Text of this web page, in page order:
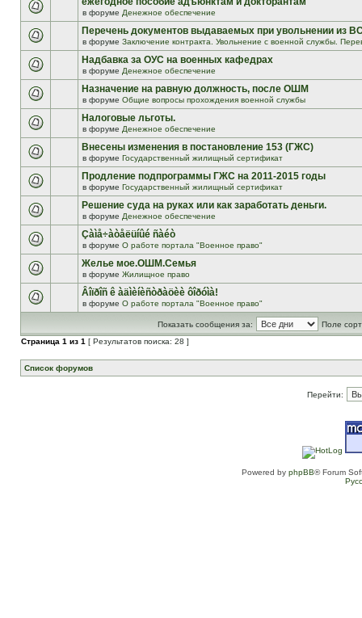
в форуме Денежное обеспечение
Перечень документов выдаваемых при увольнении из
в форуме Заключение контракта. Увольнение с военной службы.
Надбавка за ОУС на военных кафедрах
в форуме Денежное обеспечение
Назначение на равную должность, после ОШМ
в форуме Общие вопросы прохождения военной службы
Налоговые льготы.
в форуме Денежное обеспечение
Внесены изменения в постановление 153 (ГЖС)
в форуме Государственный жилищный сертификат
Продление подпрограммы ГЖС на 2011-2015 годы
в форуме Государственный жилищный сертификат
Решение суда на руках или как заработать деньги.
в форуме Денежное обеспечение
Çàìå÷àòåëüíûé ñàéò
в форуме О работе портала "Военное право"
Желье мое.ОШМ.Семья
в форуме Жилищное право
Âîïðîñ ê àäìèíèñòðàöèè ôîðóìà!
в форуме О работе портала "Военное право"
Показать сообщения за:
Поле
Страница 1 из 1 [ Результатов поиска: 28 ]
Список форумов
Перейти:
Powered by phpBB® Forum